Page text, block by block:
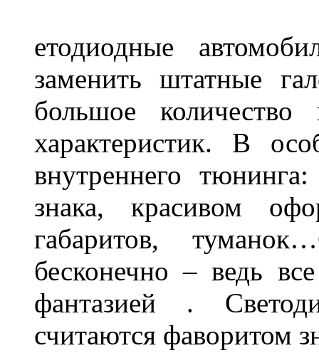
етодиодные
заменить штатные
большое
характеристик. В
внутреннего
знака, красивом
габаритов,
бесконечно – ведь
фантазией .
считаются фаворитом